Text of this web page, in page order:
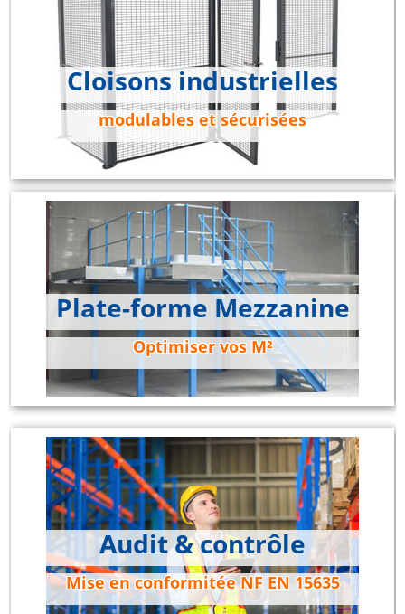
Cloisons industrielles
modulables et sécurisées
Plate-forme Mezzanine
Optimiser vos M²
Audit & contrôle
Mise en conformitée NF EN 15635